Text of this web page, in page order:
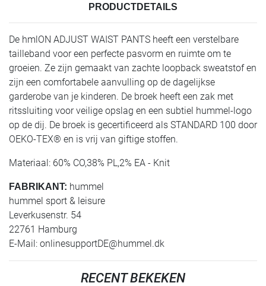
PRODUCTDETAILS
De hmlON ADJUST WAIST PANTS heeft een verstelbare
tailleband voor een perfecte pasvorm en ruimte om te
groeien. Ze zijn gemaakt van zachte loopback sweatstof en
zijn een comfortabele aanvulling op de dagelijkse
garderobe van je kinderen. De broek heeft een zak met
ritssluiting voor veilige opslag en een subtiel hummel-logo
op de dij. De broek is gecertificeerd als STANDARD 100 door
OEKO-TEX® en is vrij van giftige stoffen.
Materiaal: 60% CO,38% PL,2% EA - Knit
FABRIKANT: hummel
hummel sport & leisure
Leverkusenstr. 54
22761 Hamburg
E-Mail: onlinesupportDE@hummel.dk
RECENT BEKEKEN